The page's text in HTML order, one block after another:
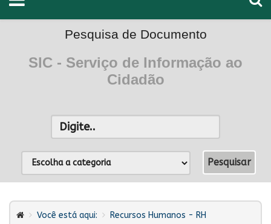
Pesquisa de Documento
SIC - Serviço de Informação ao
Cidadão
Você está aqui:
Recursos Humanos - RH